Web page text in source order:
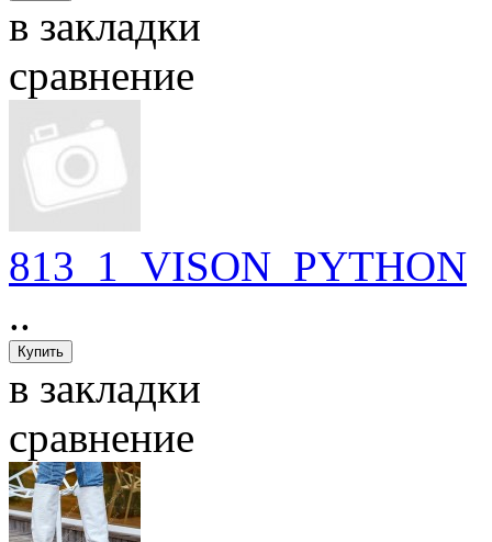
в закладки
сравнение
813_1_VISON_PYTHON
..
в закладки
сравнение